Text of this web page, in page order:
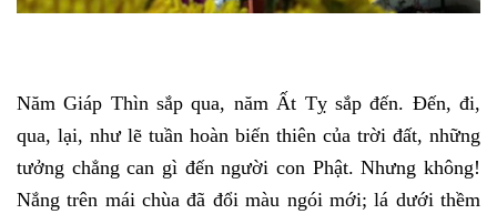
Năm Giáp Thìn sắp qua, năm Ất Tỵ sắp đến. Đến, đi,
qua, lại, như lẽ tuần hoàn biến thiên của trời đất, những
tưởng chẳng can gì đến người con Phật. Nhưng không!
Nắng trên mái chùa đã đổi màu ngói mới; lá dưới thềm